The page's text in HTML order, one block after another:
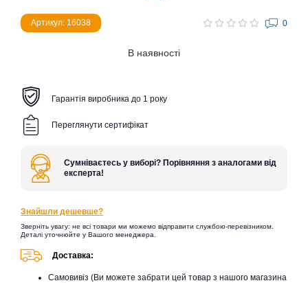
Артикул: 16038 0
В наявності
Гарантія виробника до 1 року
Переглянути сертифікат
Сумніваєтесь у виборі? Порівняння з аналогами від
експерта!
Знайшли дешевше?
Зверніть увагу: не всі товари ми можемо відправити службою-перевізником.
Деталі уточнюйте у Вашого менеджера.
Доставка:
Самовивіз (Ви можете забрати цей товар з нашого магазина